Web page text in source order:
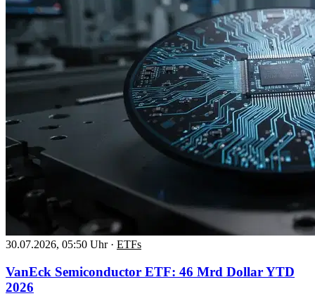
30.07.2026, 05:50 Uhr · ETFs
VanEck Semiconductor ETF: 46 Mrd Dollar YTD
2026